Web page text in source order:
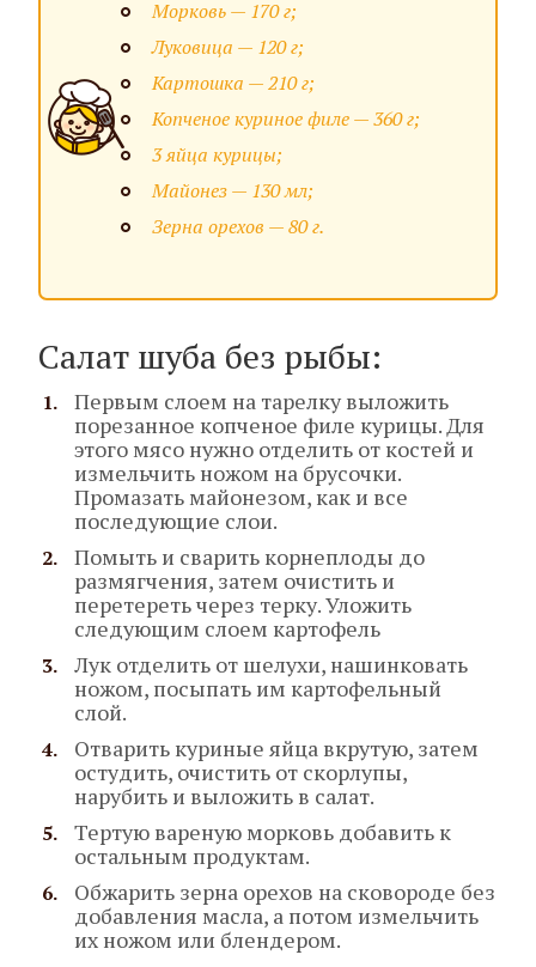
Морковь — 170 г;
Луковица — 120 г;
Картошка — 210 г;
Копченое куриное филе — 360 г;
3 яйца курицы;
Майонез — 130 мл;
Зерна орехов — 80 г.
Салат шуба без рыбы:
Первым слоем на тарелку выложить
порезанное копченое филе курицы. Для
этого мясо нужно отделить от костей и
измельчить ножом на брусочки.
Промазать майонезом, как и все
последующие слои.
Помыть и сварить корнеплоды до
размягчения, затем очистить и
перетереть через терку. Уложить
следующим слоем картофель
Лук отделить от шелухи, нашинковать
ножом, посыпать им картофельный
слой.
Отварить куриные яйца вкрутую, затем
остудить, очистить от скорлупы,
нарубить и выложить в салат.
Тертую вареную морковь добавить к
остальным продуктам.
Обжарить зерна орехов на сковороде без
добавления масла, а потом измельчить
их ножом или блендером.